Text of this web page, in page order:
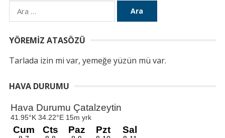
Arama:
YÖREMIZ ATASÖZÜ
Tarlada izin mi var, yemeğe yüzün mü var.
HAVA DURUMU